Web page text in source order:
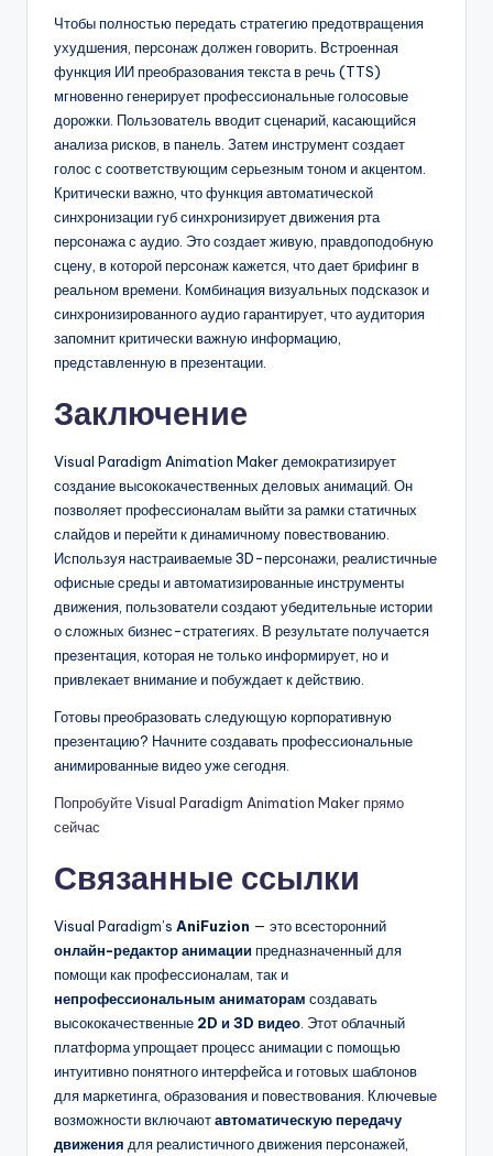
Чтобы полностью передать стратегию предотвращения
ухудшения, персонаж должен говорить. Встроенная
функция ИИ преобразования текста в речь (TTS)
мгновенно генерирует профессиональные голосовые
дорожки. Пользователь вводит сценарий, касающийся
анализа рисков, в панель. Затем инструмент создает
голос с соответствующим серьезным тоном и акцентом.
Критически важно, что функция автоматической
синхронизации губ синхронизирует движения рта
персонажа с аудио. Это создает живую, правдоподобную
сцену, в которой персонаж кажется, что дает брифинг в
реальном времени. Комбинация визуальных подсказок и
синхронизированного аудио гарантирует, что аудитория
запомнит критически важную информацию,
представленную в презентации.
Заключение
Visual Paradigm Animation Maker демократизирует
создание высококачественных деловых анимаций. Он
позволяет профессионалам выйти за рамки статичных
слайдов и перейти к динамичному повествованию.
Используя настраиваемые 3D-персонажи, реалистичные
офисные среды и автоматизированные инструменты
движения, пользователи создают убедительные истории
о сложных бизнес-стратегиях. В результате получается
презентация, которая не только информирует, но и
привлекает внимание и побуждает к действию.
Готовы преобразовать следующую корпоративную
презентацию? Начните создавать профессиональные
анимированные видео уже сегодня.
Попробуйте Visual Paradigm Animation Maker прямо
сейчас
Связанные ссылки
Visual Paradigm’s AniFuzion — это всесторонний
онлайн-редактор анимациипредназначенный для
помощи как профессионалам, так и
непрофессиональным аниматорам создавать
высококачественные 2D и 3D видео . Этот облачный
платформа упрощает процесс анимации с помощью
интуитивно понятного интерфейса и готовых шаблонов
для маркетинга, образования и повествования. Ключевые
возможности включаютавтоматическую передачу
движения для реалистичного движения персонажей,